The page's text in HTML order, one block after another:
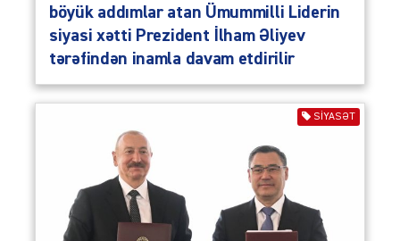
böyük addımlar atan Ümummilli Liderin
siyasi xətti Prezident İlham Əliyev
tərəfindən inamla davam etdirilir
SIYASƏT